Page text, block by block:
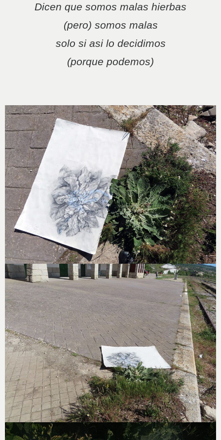
Dicen que somos malas hierbas
(pero) somos malas
solo si asi lo decidimos
(porque podemos)